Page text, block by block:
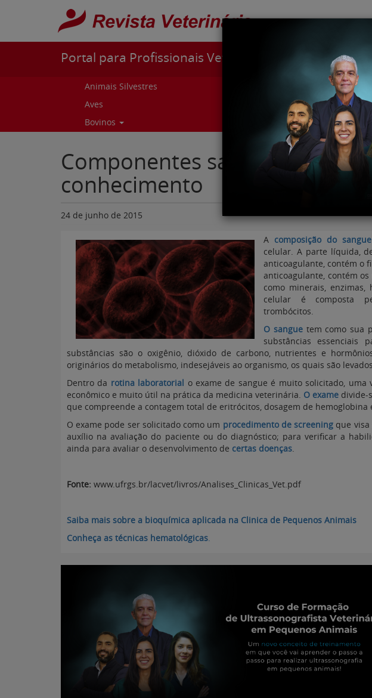
Pular para o conteúdo
Portal para Profissionais Veterinários
Animais Silvestres
Aves
Bovinos
Curiosidades
Cursos e Eventos
Componentes sanguíneos:
conhecimento
24 de junho de 2015
A composição do sangue
celular. A parte líquida,
anticoagulante, contém o
anticoagulante, contém
como minerais,
celular é composta
trombócitos.
O sanguetem como sua
substâncias essenciais
substâncias são o oxigênio, dióxido de carbono, nutrientes e
originários do metabolismo, indesejáveis ao organismo, os quais são
Dentro da rotina laboratorial o exame de sangue é muito solicitado, uma
econômico e muito útil na prática da medicina veterinária. O exame divide-
que compreende a contagem total de eritrócitos, dosagem de hemoglobina
O exame pode ser solicitado como um procedimento de screening que
auxílio na avaliação do paciente ou do diagnóstico; para verificar a
ainda para avaliar o desenvolvimento de certas doenças.
Fonte: www.ufrgs.br/lacvet/livros/Analises_Clinicas_Vet.pdf
Saiba mais sobre a bioquímica aplicada na Clinica de Pequenos Animais
Conheça as técnicas hematológicas.
Atualizado em:24 de junho de 2015